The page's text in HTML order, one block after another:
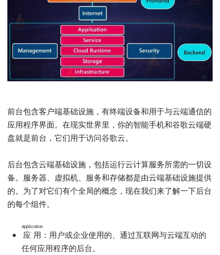
前台包含客户端基础设施，有终端设备和用于与云端通信的
应用程序界面。在现实世界里，你的智能手机和谷歌云端硬
盘就是前台，它们用于访问谷歌云。
后台包含云端基础设施，包括运行云计算服务所需的一切设
备。服务器、虚拟机、服务和存储都是由云端基础设施提供
的。为了对它们有个全局的概念，现在我们来了解一下后台
的每个组件。
应用
Application
：用户或企业使用的、通过互联网与云端互动的
任何应用程序的后台。